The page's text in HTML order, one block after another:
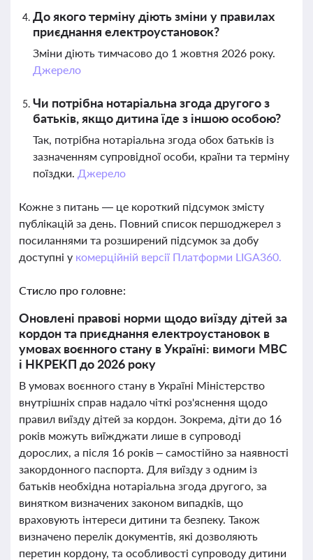
До якого терміну діють зміни у правилах
приєднання електроустановок?
Зміни діють тимчасово до 1 жовтня 2026 року.
Джерело
Чи потрібна нотаріальна згода другого з
батьків, якщо дитина їде з іншою особою?
Так, потрібна нотаріальна згода обох батьків із
зазначенням супровідної особи, країни та терміну
поїздки. Джерело
Кожне з питань — це короткий підсумок змісту
публікацій за день. Повний список першоджерел з
посиланнями та розширений підсумок за добу
доступні у комерційній версії Платформи LIGA360.
Стисло про головне:
Оновлені правові норми щодо виїзду дітей за
кордон та приєднання електроустановок в
умовах воєнного стану в Україні: вимоги МВС
і НКРЕКП до 2026 року
В умовах воєнного стану в Україні Міністерство
внутрішніх справ надало чіткі роз'яснення щодо
правил виїзду дітей за кордон. Зокрема, діти до 16
років можуть виїжджати лише в супроводі
дорослих, а після 16 років – самостійно за наявності
закордонного паспорта. Для виїзду з одним із
батьків необхідна нотаріальна згода другого, за
винятком визначених законом випадків, що
враховують інтереси дитини та безпеку. Також
визначено перелік документів, які дозволяють
перетин кордону, та особливості супроводу дитини